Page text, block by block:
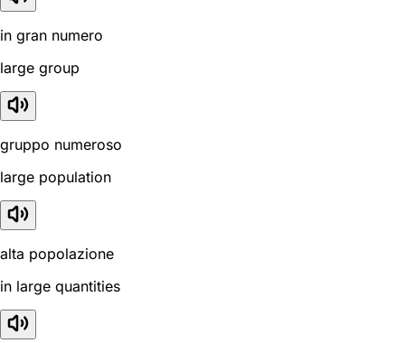
in gran numero
large group
gruppo numeroso
large population
alta popolazione
in large quantities